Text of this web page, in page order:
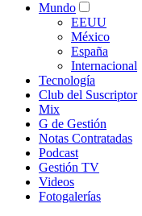
Mundo
EEUU
México
España
Internacional
Tecnología
Club del Suscriptor
Mix
G de Gestión
Notas Contratadas
Podcast
Gestión TV
Videos
Fotogalerías